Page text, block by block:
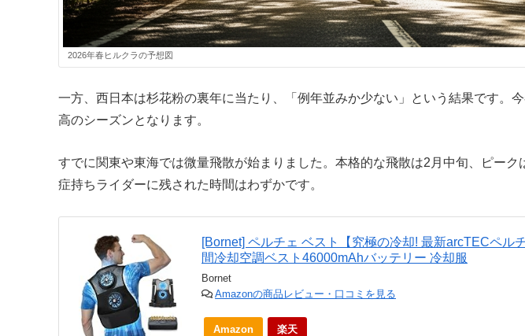
2026年春ヒルクラの予想図
一方、西日本は杉花粉の裏年に当たり、「例年並みか少ない」という結果です。
高のシーズンとなります。
すでに関東や東海では微量飛散が始まりました。本格的な飛散は2月中旬、ピーク
症持ちライダーに残された時間はわずかです。
[Bornet] ペルチェ ベスト【究極の冷却! 最新arcTECペル
間冷却空調ベスト46000mAhバッテリー 冷却服
Bornet
Amazonの商品レビュー・口コミを見る
Amazon 楽天